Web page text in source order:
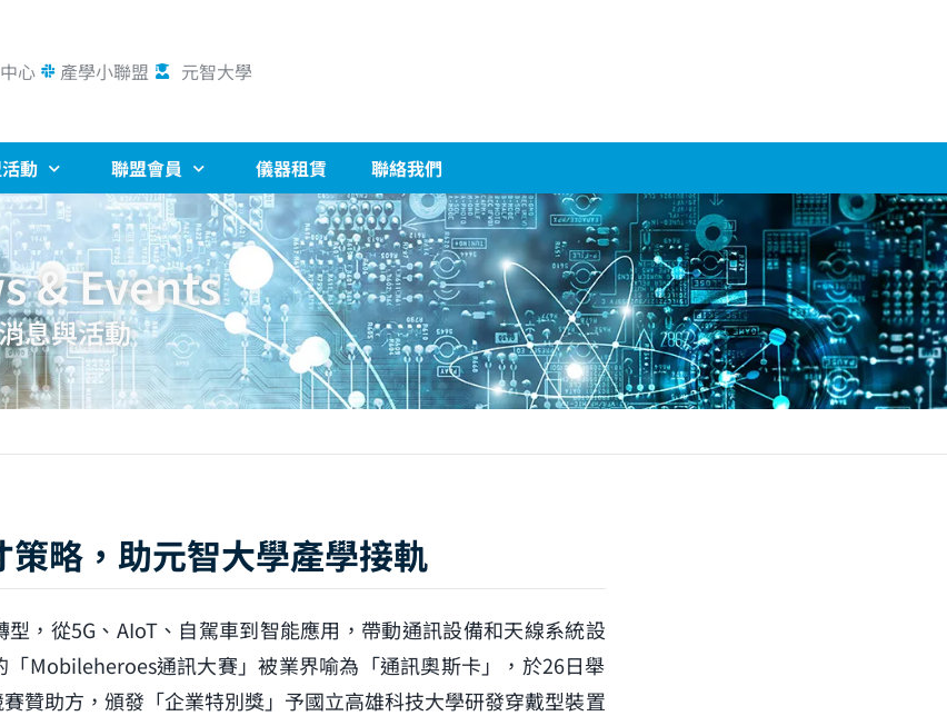
心 產學小聯盟 元智大學
動 聯盟會員 儀器租賃 聯絡我們
& Events
息與活動
略，助元智大學產學接軌
，從5G、AIoT、自駕車到智能應用，帶動通訊設備和天線系統設
Mobileheroes通訊大賽」被業界喻為「通訊奧斯卡」，於26日舉
贊助方，頒發「企業特別獎」予國立高雄科技大學研發穿戴型裝置